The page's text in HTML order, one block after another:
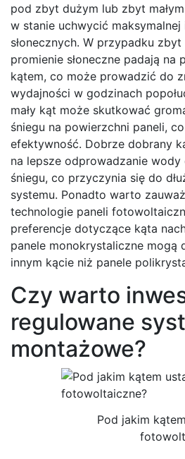
pod zbyt dużym lub zbyt
w stanie uchwycić
słonecznych. W przypadku
promienie słoneczne padają na
kątem, co może prowadzić do
wydajności w godzinach
mały kąt może skutkować
śniegu na powierzchni paneli,
efektywność. Dobrze dobrany
na lepsze odprowadzanie
śniegu, co przyczynia się do
systemu. Ponadto warto
technologie paneli
preferencje dotyczące kąta
panele monokrystaliczne mogą
innym kącie niż panele
Czy warto
regulowane
montażowe?
Pod jakim